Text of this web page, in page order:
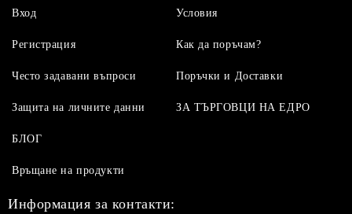
Вход
Регистрация
Условия
Как да поръчам?
Често задавани въпроси
Защита на личните данни
БЛОГ
Връщане на продукти
Поръчки и Доставки
ЗА ТЪРГОВЦИ НА ЕДРО
Информация за контакти: